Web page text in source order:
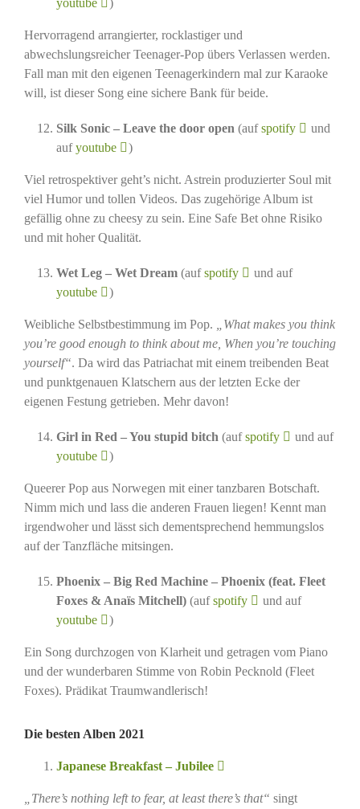
Hervorragend arrangierter, rocklastiger und
abwechslungsreicher Teenager-Pop übers Verlassen werden.
Fall man mit den eigenen Teenagerkindern mal zur Karaoke
will, ist dieser Song eine sichere Bank für beide.
Silk Sonic – Leave the door open (aufspotify
und
aufyoutube )
Viel retrospektiver geht’s nicht. Astrein produzierter Soul mit
viel Humor und tollen Videos. Das zugehörige Album ist
gefällig ohne zu cheesy zu sein. Eine Safe Bet ohne Risiko
und mit hoher Qualität.
Wet Leg – Wet Dream(aufspotify
und auf
youtube
)
Weibliche Selbstbestimmung im Pop.
„What makes you think
you’re good enough to think about me, When you’re touching
yourself“. Da wird das Patriachat mit einem treibenden Beat
und punktgenauen Klatschern aus der letzten Ecke der
eigenen Festung getrieben. Mehr davon!
Girl in Red – You stupid bitch (aufspotify
und auf
youtube
)
Queerer Pop aus Norwegen mit einer tanzbaren Botschaft.
Nimm mich und lass die anderen Frauen liegen! Kennt man
irgendwoher und lässt sich dementsprechend hemmungslos
auf der Tanzfläche mitsingen.
Phoenix – Big Red Machine – Phoenix (feat. Fleet
Foxes & Anaïs Mitchell) (aufspotify
und auf
youtube
)
Ein Song durchzogen von Klarheit und getragen vom Piano
und der wunderbaren Stimme von Robin Pecknold (Fleet
Foxes). Prädikat Traumwandlerisch!
Die besten Alben 2021
Japanese Breakfast – Jubilee
„There’s nothing left to fear, at least there’s that“ singt